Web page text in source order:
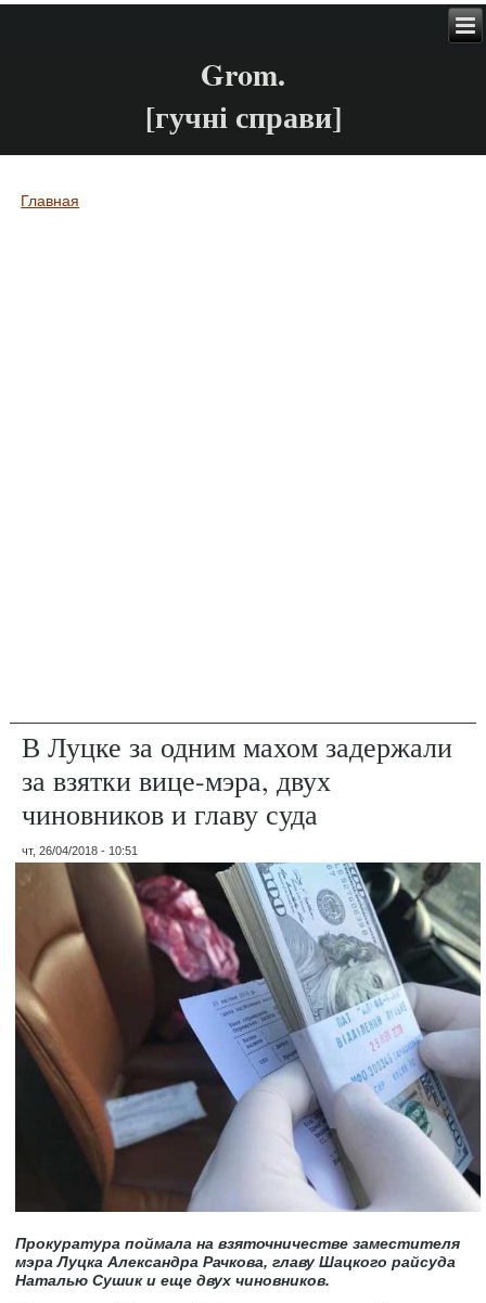
Grom.
[гучні справи]
Вы здесь
Главная
В Луцке за одним махом задержали
за взятки вице-мэра, двух
чиновников и главу суда
чт, 26/04/2018 - 10:51
Прокуратура поймала на взяточничестве заместителя
мэра Луцка Александра Рачкова, главу Шацкого райсуда
Наталью Сушик и еще двух чиновников.